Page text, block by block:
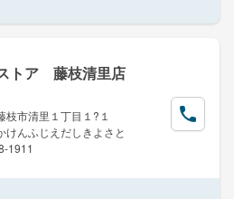
トア 藤枝清里店
枝市清里１丁目１?１
けんふじえだしきよさと
1911